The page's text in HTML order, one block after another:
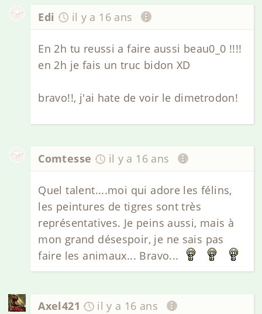
Edi il y a 16 ans
En 2h tu reussi a faire aussi beau0_0 !!!!
en 2h je fais un truc bidon XD
bravo!!, j'ai hate de voir le dimetrodon!
Comtesse il y a 16 ans
Quel talent....moi qui adore les félins,
les peintures de tigres sont très
représentatives. Je peins aussi, mais à
mon grand désespoir, je ne sais pas
faire les animaux... Bravo...
Axel421 il y a 16 ans